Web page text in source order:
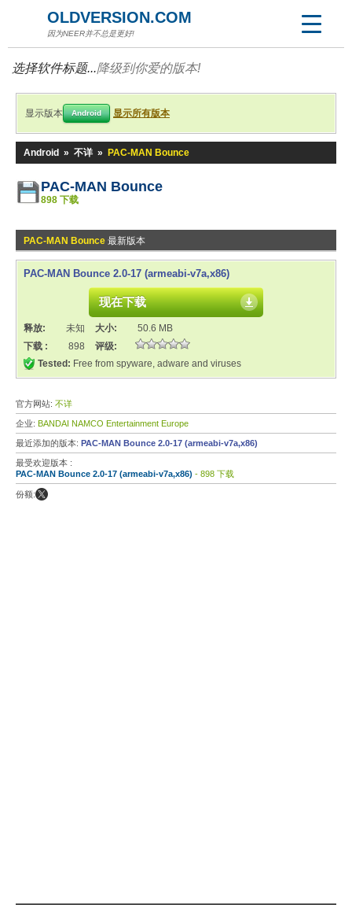
OLDVERSION.COM
因为NEER并不总是更好!
选择软件标题...降级到你爱的版本!
显示版本 Android 显示所有版本
Android » 不详 » PAC-MAN Bounce
PAC-MAN Bounce
898 下载
PAC-MAN Bounce 最新版本
PAC-MAN Bounce 2.0-17 (armeabi-v7a,x86)
现在下载
释放: 未知 大小:
50.6 MB
下载 :
898
评级:
Tested: Free from spyware, adware and viruses
官方网站: 不详
企业: BANDAI NAMCO Entertainment Europe
最近添加的版本: PAC-MAN Bounce 2.0-17 (armeabi-v7a,x86)
最受欢迎版本 :
PAC-MAN Bounce 2.0-17 (armeabi-v7a,x86) - 898 下载
份额: